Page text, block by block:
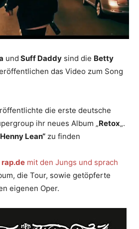
und Suff Daddy sind die Betty
das Video zum Song
die erste deutsche
ihr neues Album „Retox„.
Henny Lean“ zu finden
rap.de mit den Jungs und sprach
die Tour, sowie getöpferte
eigenen Oper.